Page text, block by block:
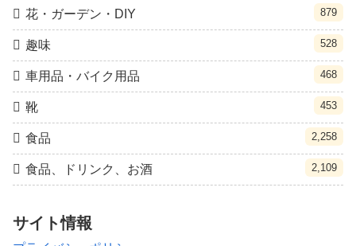
花・ガーデン・DIY 879
趣味 528
車用品・バイク用品 468
靴 453
食品 2,258
食品、ドリンク、お酒 2,109
サイト情報